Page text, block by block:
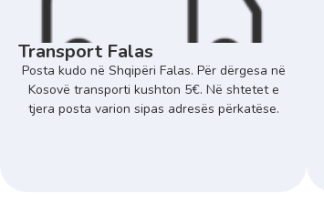
Transport Falas
Posta kudo në Shqipëri Falas. Për dërgesa në
Kosovë transporti kushton 5€. Në shtetet e
tjera posta varion sipas adresës përkatëse.